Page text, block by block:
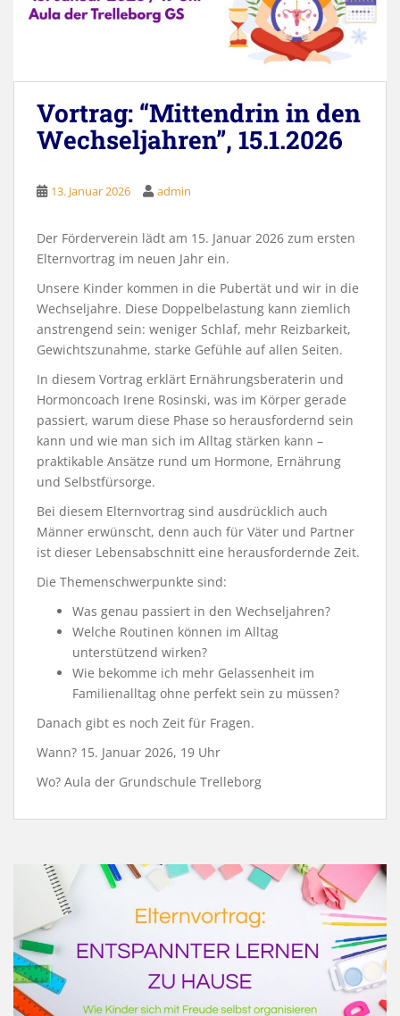
Vortrag: “Mittendrin in den
Wechseljahren”, 15.1.2026
13. Januar 2026 admin
Der Förderverein lädt am 15. Januar 2026 zum ersten
Elternvortrag im neuen Jahr ein.
Unsere Kinder kommen in die Pubertät und wir in die
Wechseljahre. Diese Doppelbelastung kann ziemlich
anstrengend sein: weniger Schlaf, mehr Reizbarkeit,
Gewichtszunahme, starke Gefühle auf allen Seiten.
In diesem Vortrag erklärt Ernährungsberaterin und
Hormoncoach Irene Rosinski, was im Körper gerade
passiert, warum diese Phase so herausfordernd sein
kann und wie man sich im Alltag stärken kann –
praktikable Ansätze rund um Hormone, Ernährung
und Selbstfürsorge.
Bei diesem Elternvortrag sind ausdrücklich auch
Männer erwünscht, denn auch für Väter und Partner
ist dieser Lebensabschnitt eine herausfordernde Zeit.
Die Themenschwerpunkte sind:
Was genau passiert in den Wechseljahren?
Welche Routinen können im Alltag
unterstützend wirken?
Wie bekomme ich mehr Gelassenheit im
Familienalltag ohne perfekt sein zu müssen?
Danach gibt es noch Zeit für Fragen.
Wann? 15. Januar 2026, 19 Uhr
Wo? Aula der Grundschule Trelleborg